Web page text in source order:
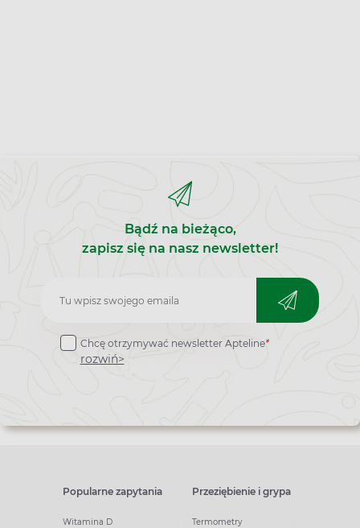
Bądź na bieżąco,
zapisz się na nasz newsletter!
Zapisz
do
newslettera
Chcę otrzymywać newsletter Apteline*
rozwiń>
Popularne zapytania
Witamina D
Przeziębienie i grypa
Termometry